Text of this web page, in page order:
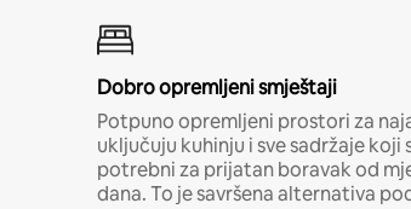
Dobro opremljeni smještaji
Potpuno opremljeni prostori za
uključuju kuhinju i sve sadržaje koji
potrebni za prijatan boravak od
dana. To je savršena alternativa